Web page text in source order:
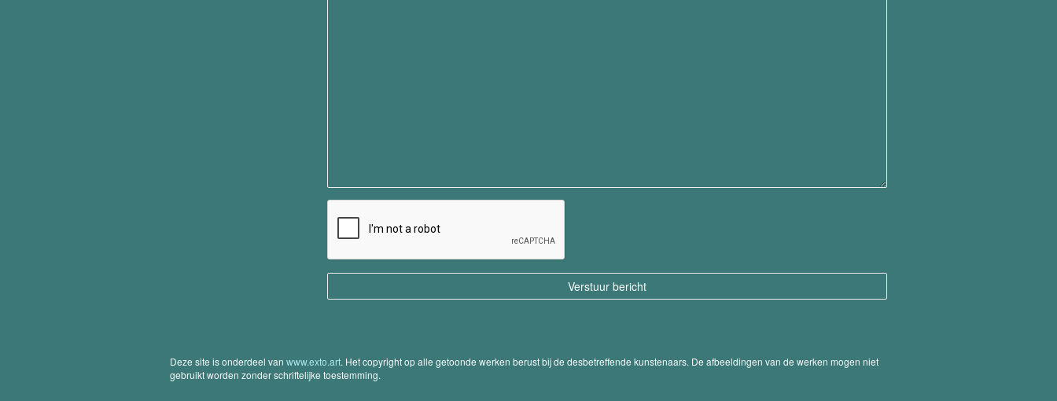
Deze site is onderdeel van www.exto.art. Het copyright op alle getoonde werken berust bij de desbetreffende kunstenaars. De afbeeldingen van de werken mogen niet
gebruikt worden zonder schriftelijke toestemming.